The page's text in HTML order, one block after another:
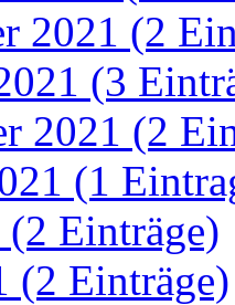
2021 (2
(3
2021 (2
(1
Einträge)
(2 Einträge)